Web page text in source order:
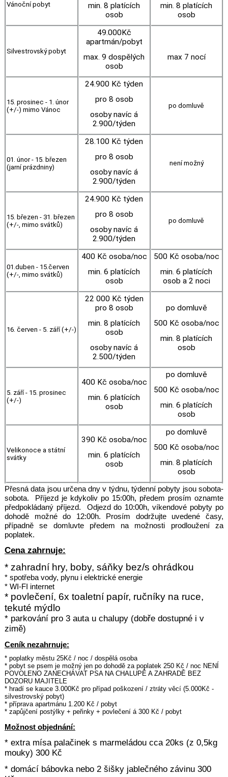
Vánoční pobyt
min. 8 platících
osob
min. 8 platících
osob
Silvestrovský pobyt
49.000Kč
apartmán/pobyt
max. 9 dospělých
osob
max 7 nocí
15. prosinec - 1. únor
(+/-) mimo Vánoc
24.900 Kč týden
pro 8 osob
osoby navíc á
2.900/týden
po domluvě
01. únor - 15. březen
(jarní prázdniny)
28.100 Kč týden
pro 8 osob
osoby navíc á
2.900/týden
není možný
15. březen - 31. březen
(+/-, mimo svátků)
24.900 Kč týden
pro 8 osob
osoby navíc á
2.900/týden
po domluvě
01.duben - 15.červen
(+/-, mimo svátků)
400 Kč osoba/noc
min. 6 platících
osob
500 Kč osoba/noc
min. 6 platících
osob a 2 noci
16. červen - 5. září (+/-)
22 000 Kč týden
pro 8 osob
min. 8 platících
osob
osoby navíc á
2.500/týden
po domluvě
500 Kč osoba/noc
min. 8 platících
osob
5. září - 15. prosinec
(+/-)
400 Kč osoba/noc
min. 6 platících
osob
po domluvě
500 Kč osoba/noc
min. 6 platících
osob
Velikonoce a státní
svátky
390 Kč osoba/noc
min. 6 platících
osob
po domluvě
500 Kč osoba/noc
min. 8 platících
osob
Přesná data jsou určena dny v týdnu, týdenní pobyty jsou sobota-
sobota. Příjezd je kdykoliv po 15:00h, předem prosím oznamte
předpokládaný příjezd. Odjezd do 10:00h, víkendové pobyty po
dohodě možné do 12:00h. Prosím dodržujte uvedené časy,
případně se domluvte předem na možnosti prodloužení za
poplatek.
Cena zahrnuje:
* zahradní hry, boby, sáňky bez/s ohrádkou
* spotřeba vody, plynu i elektrické energie
* WI-FI internet
* povlečení, 6x toaletní papír, ručníky na ruce,
tekuté mýdlo
* parkování pro 3 auta u chalupy (dobře dostupné i v
zimě)
Ceník nezahrnuje:
* poplatky městu 25Kč / noc / dospělá osoba
* pobyt se psem je možný jen po dohodě za poplatek 250 Kč / noc NENÍ
POVOLENO ZANECHÁVAT PSA NA CHALUPĚ A ZAHRADĚ BEZ
DOZORU MAJITELE
* hradí se kauce 3.000Kč pro případ poškození / ztráty věcí (5.000Kč -
silvestrovský pobyt)
* příprava apartmánu 1.200 Kč / pobyt
* zapůjčení postýlky + peřinky + povlečení á 300 Kč / pobyt
Možnost objednání:
* extra mísa palačinek s marmeládou cca 20ks (z 0,5kg
mouky) 300 Kč
* domácí bábovka nebo 2 šišky jablečného závinu 300